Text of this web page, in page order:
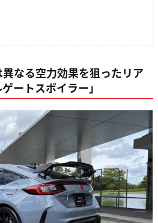
なる空力効果を狙ったリア
ートスポイラー」